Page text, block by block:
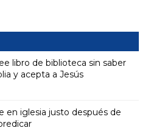
libro de biblioteca sin saber
y acepta a Jesús
en iglesia justo después de